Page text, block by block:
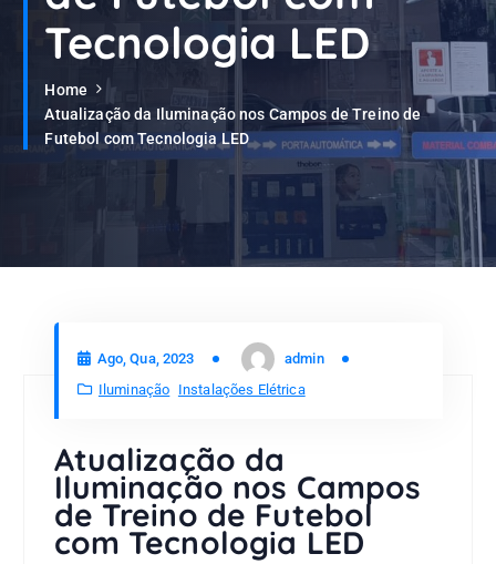
Tecnologia LED
Home
Atualização da Iluminação nos Campos de Treino de
Futebol com Tecnologia LED
Ago, Qua, 2023
admin
Iluminação Instalações Elétrica
Atualização da
Iluminação nos Campos
de Treino de Futebol
com Tecnologia LED